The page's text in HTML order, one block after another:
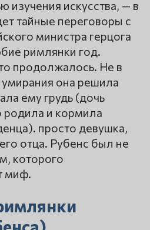
изучения искусства, — в
тайные переговоры с
министра герцога
римлянки год.
продолжалось. Не в
умирания она решила
ему грудь (дочь
родила и кормила
просто девушка,
отца. Рубенс был не
которого
миф.